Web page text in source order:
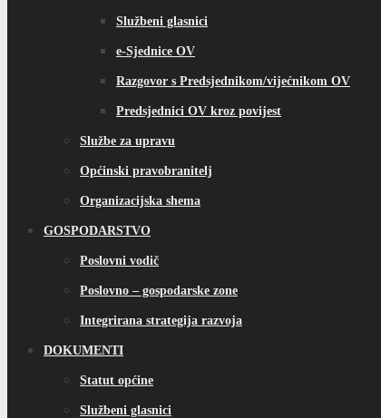
Službeni glasnici
e-Sjednice OV
Razgovor s Predsjednikom/vijećnikom OV
Predsjednici OV kroz povijest
Službe za upravu
Općinski pravobranitelj
Organizacijska shema
GOSPODARSTVO
Poslovni vodič
Poslovno – gospodarske zone
Integrirana strategija razvoja
DOKUMENTI
Statut općine
Službeni glasnici